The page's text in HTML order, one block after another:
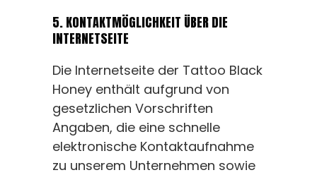
5. KONTAKTMÖGLICHKEIT ÜBER DIE
INTERNETSEITE
Die Internetseite der Tattoo Black
Honey enthält aufgrund von
gesetzlichen Vorschriften
Angaben, die eine schnelle
elektronische Kontaktaufnahme
zu unserem Unternehmen sowie